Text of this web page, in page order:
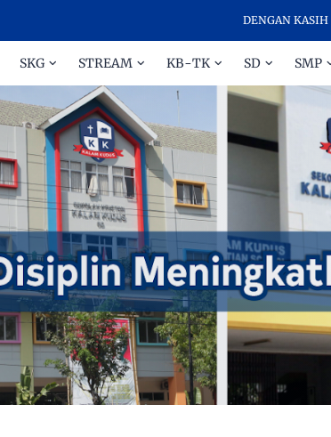
DENGAN KASIH DAN
SKG STREAM KB-TK SD SMP